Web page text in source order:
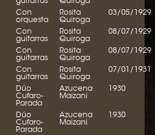
Con
orquesta
Rosita
Quiroga
03/05/1929
Con
guitarras
Rosita
Quiroga
08/07/1929
Con
guitarras
Rosita
Quiroga
08/07/1929
Con
guitarras
Rosita
Quiroga
07/01/1931
Dúo
Cufaro-
Parada
Azucena
Maizani
1930
Dúo
Cufaro-
Parada
Azucena
Maizani
1930